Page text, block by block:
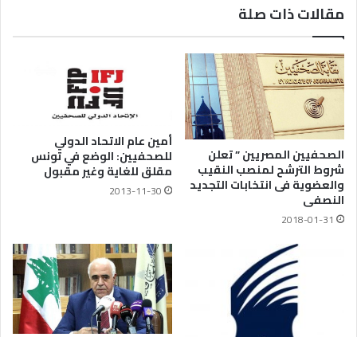
مقالات ذات صلة
الصحفيين المصريين ” تعلن
شروط الترشح لمنصب النقيب
والعضوية فى انتخابات التجديد
النصفى
2018-01-31
أمين عام الاتحاد الدولي
للصحفيين: الوضع في تونس
مقلق للغاية وغير مقبول
2013-11-30